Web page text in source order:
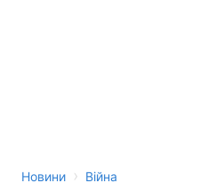
Новини › Війна